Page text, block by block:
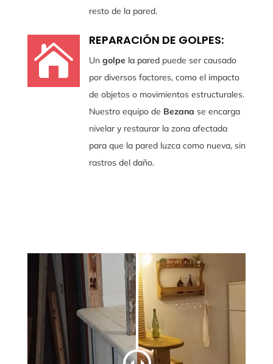
resto de la pared.

REPARACIÓN DE GOLPES:
Ungolpe la paredpuede ser causado
por diversos factores, como el impacto
de objetos o movimientos estructurales.
Nuestro equipo de Bezana se encarga
nivelar y restaurar la zona afectada
para que la pared luzca como nueva, sin
rastros del daño.